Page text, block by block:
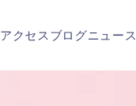
アクセス ブログニュース